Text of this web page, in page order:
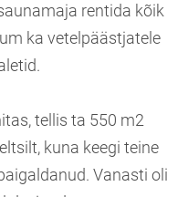
rentida kõik
ka vetelpäästjatele
tellis ta 550 m2
kuna keegi teine
Vanasti oli